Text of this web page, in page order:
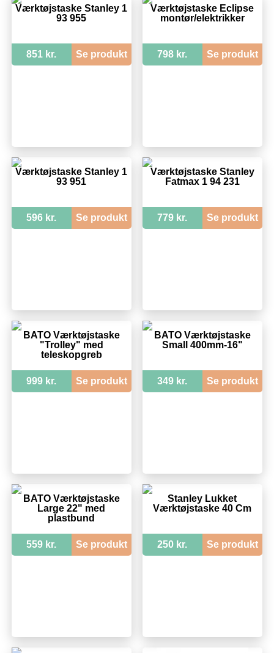
Værktøjstaske Stanley 1
93 955
851 kr. Se produkt
Værktøjstaske Eclipse
montør/elektrikker
798 kr. Se produkt
Værktøjstaske Stanley 1
93 951
596 kr. Se produkt
Værktøjstaske Stanley
Fatmax 1 94 231
779 kr. Se produkt
BATO Værktøjstaske
"Trolley" med
teleskopgreb
999 kr. Se produkt
BATO Værktøjstaske
Small 400mm-16"
349 kr. Se produkt
BATO Værktøjstaske
Large 22" med
plastbund
559 kr. Se produkt
Stanley Lukket
Værktøjstaske 40 Cm
250 kr. Se produkt